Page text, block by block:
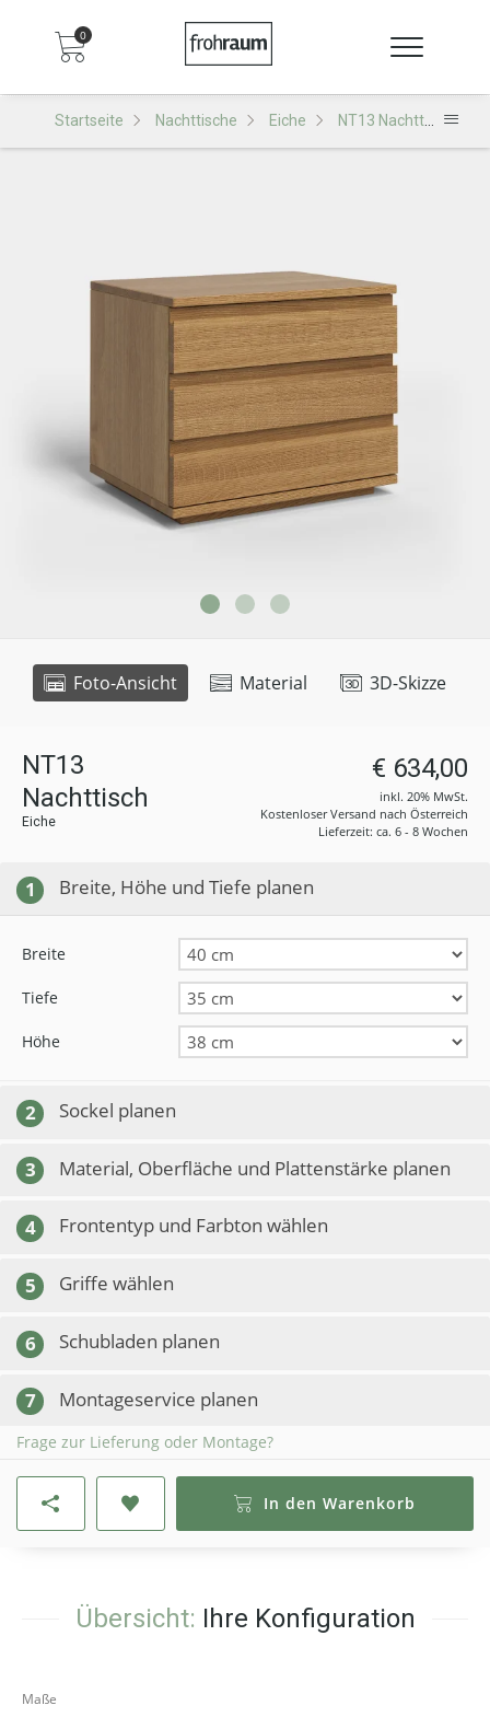
0
Startseite Nachttische Eiche NT13 Nachttisch
Foto-Ansicht Material 3D-Skizze
NT13
Nachttisch
Eiche
€ 634,00
inkl. 20% MwSt.
Kostenloser Versand nach Österreich
Lieferzeit: ca. 6 - 8 Wochen
1 Breite, Höhe und Tiefe planen
Breite
Tiefe
Höhe
2 Sockel planen
3 Material, Oberfläche und Plattenstärke planen
4 Frontentyp und Farbton wählen
5 Griffe wählen
6 Schubladen planen
7 Montageservice planen
Frage zur Lieferung oder Montage?
In den Warenkorb
Übersicht: Ihre Konfiguration
Maße